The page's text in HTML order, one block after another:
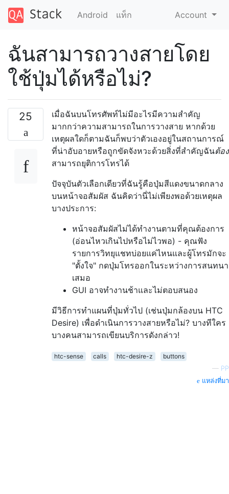
Android แท็ก Account
ฉันสามารถวางสายโดย
ใช้ปุ่มได้หรือไม่?
25
เมื่อฉันบนโทรศัพท์ไม่มีอะไรมีความสำคัญ
มากกว่าความสามารถในการวางสาย หากด้วย
เหตุผลใดก็ตามฉันก็พบว่าตัวเองอยู่ในสถานการณ์
ที่น่าอับอายหรือถูกขัดจังหวะด้วยสิ่งที่สำคัญฉันต้อง
สามารถยุติการโทรได้
ปัจจุบันตัวเลือกเดียวที่ฉันรู้คือปุ่มสีแดงขนาดกลาง
บนหน้าจอสัมผัส ฉันคิดว่านี่ไม่เพียงพอด้วยเหตุผล
บางประการ:
หน้าจอสัมผัสไม่ได้ทำงานตามที่คุณต้องการ
(อ่อนไหวเกินไปหรือไม่ไวพอ) - คุณฟัง
รายการวิทยุแชทบ่อยแค่ไหนและผู้โทรมักจะ
"ตั้งใจ" กดปุ่มโทรออกในระหว่างการสนทนา
เสมอ
GUI อาจทำงานช้าและไม่ตอบสนอง
มีวิธีการทำแผนที่ปุ่มทั่วไป (เช่นปุ่มกล้องบน HTC
Desire) เพื่อดำเนินการวางสายหรือไม่? บางทีใคร
บางคนสามารถเขียนบริการดังกล่าว!
htc-sense calls htc-desire-z
buttons
— PP
แหล่งที่มา